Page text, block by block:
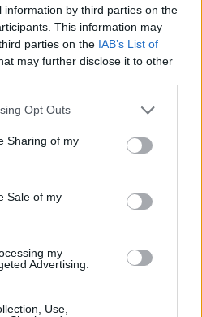
by third parties on the
This information may
parties on the IAB’s List of
may further disclose it to other
app uses one or more Google
behaviour. You may click to
and its third-party tags to
purposes in below Google
Opt Outs
Sharing of my
Sale of my
my
Advertising.
Use,